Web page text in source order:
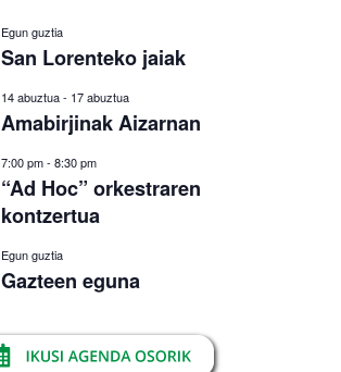
Egun guztia
San Lorenteko jaiak
14 abuztua- 17 abuztua
Amabirjinak Aizarnan
7:00 pm- 8:30 pm
“Ad Hoc” orkestraren
kontzertua
Egun guztia
Gazteen eguna